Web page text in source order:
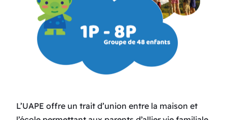
L’UAPE offre un trait d’union entre la maison et